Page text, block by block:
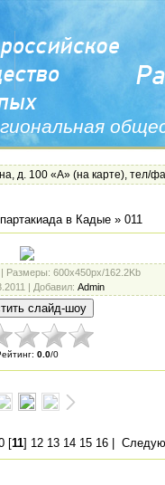
д. 100 «А» (на карте), тел/
в Кадые » 011
Размеры: 600x450px/162.2Kb
| Добавил: Admin
: 0.0/0
[11] 12 13 14 15 16|